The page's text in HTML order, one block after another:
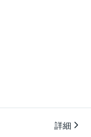
詳細